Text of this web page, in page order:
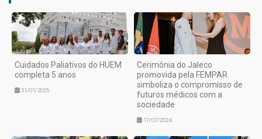
Cuidados Paliativos do HUEM
completa 5 anos
31/01/2025
Cerimônia do Jaleco
promovida pela FEMPAR
simboliza o compromisso de
futuros médicos com a
sociedade
17/07/2024